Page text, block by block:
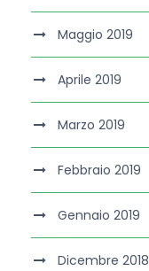
Maggio 2019
Aprile 2019
Marzo 2019
Febbraio 2019
Gennaio 2019
Dicembre 2018